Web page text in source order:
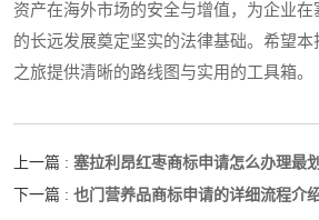
资产在海外市场的安全与增值，为企业在
的长远发展奠定坚实的法律基础。希望
之旅提供清晰的路线图与实用的工具箱。
上一篇 : 塞拉利昂红枣商标申请怎么办理最
下一篇 : 也门营养品商标申请的详细流程介